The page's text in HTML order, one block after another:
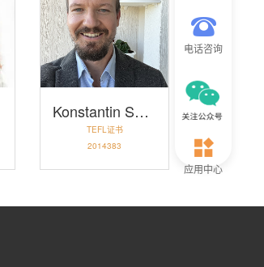
电话咨询
应用中心
Konstantin Serenko
TEFL证书
2014383